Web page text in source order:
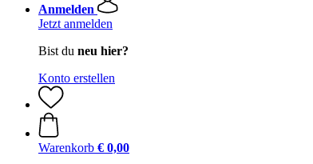
Anmelden
Jetzt anmelden
Bist du neu hier?
Konto erstellen
Warenkorb € 0,00